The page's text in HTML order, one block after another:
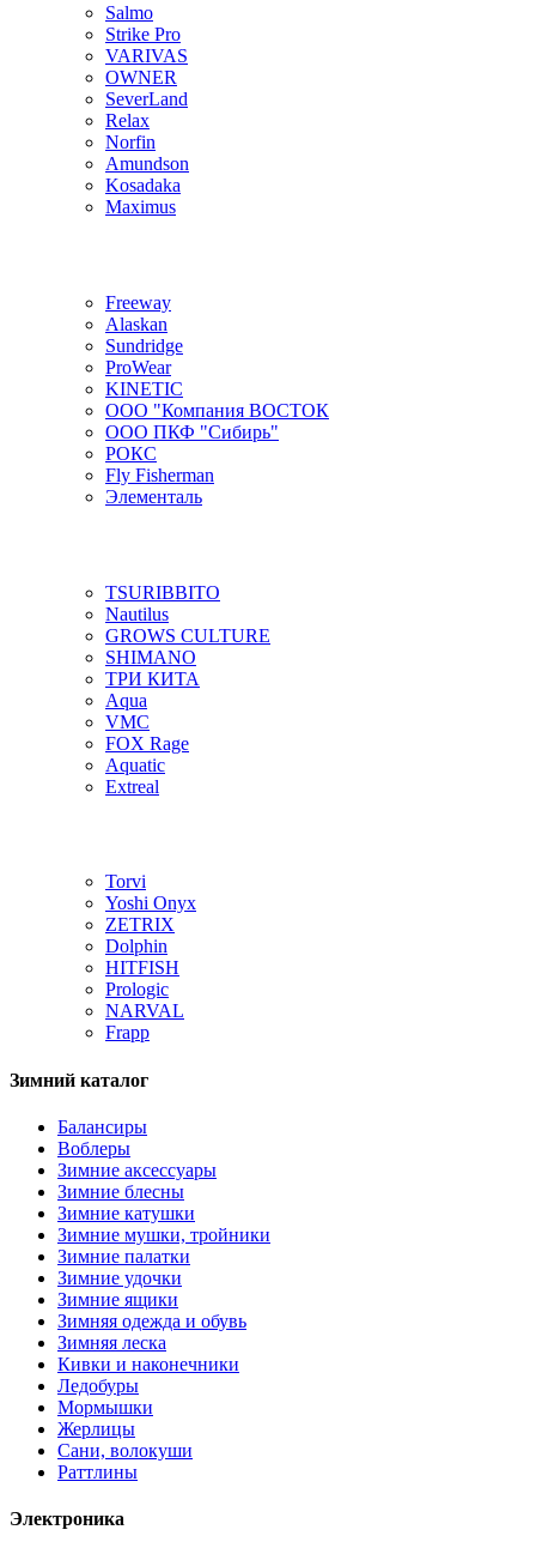
Salmo
Strike Pro
VARIVAS
OWNER
SeverLand
Relax
Norfin
Amundson
Kosadaka
Maximus
Freeway
Alaskan
Sundridge
ProWear
KINETIC
ООО "Компания ВОСТОК
ООО ПКФ "Сибирь"
РОКС
Fly Fisherman
Элементаль
TSURIBBITO
Nautilus
GROWS CULTURE
SHIMANO
ТРИ КИТА
Aqua
VMC
FOX Rage
Aquatic
Extreal
Torvi
Yoshi Onyx
ZETRIX
Dolphin
HITFISH
Prologic
NARVAL
Frapp
Зимний каталог
Балансиры
Воблеры
Зимние аксессуары
Зимние блесны
Зимние катушки
Зимние мушки, тройники
Зимние палатки
Зимние удочки
Зимние ящики
Зимняя одежда и обувь
Зимняя леска
Кивки и наконечники
Ледобуры
Мормышки
Жерлицы
Сани, волокуши
Раттлины
Электроника